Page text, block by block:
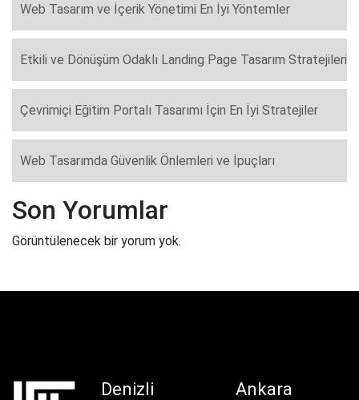
Web Tasarım ve İçerik Yönetimi En İyi Yöntemler
Etkili ve Dönüşüm Odaklı Landing Page Tasarım Stratejileri
Çevrimiçi Eğitim Portalı Tasarımı İçin En İyi Stratejiler
Web Tasarımda Güvenlik Önlemleri ve İpuçları
Son Yorumlar
Görüntülenecek bir yorum yok.
Denizli Ankara